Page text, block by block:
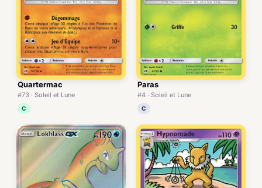
Quartermac
#73 · Soleil et Lune
C
Paras
#4 · Soleil et Lune
C